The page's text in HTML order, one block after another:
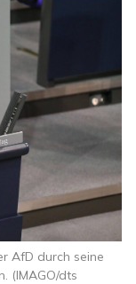
AfD durch seine
(IMAGO/dts